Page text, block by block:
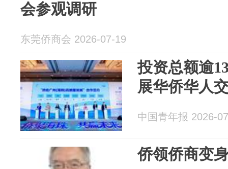
会参观调研
东莞侨商会 2026-07-19
投资总额逾
展华侨华人
中国青年报 2026-
侨领侨商变